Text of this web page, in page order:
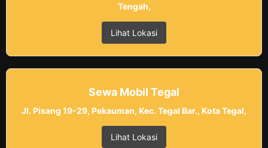
Tengah,
Lihat Lokasi
Sewa Mobil Tegal
Jl. Pisang 19-29, Pekauman, Kec. Tegal Bar., Kota Tegal,
Lihat Lokasi